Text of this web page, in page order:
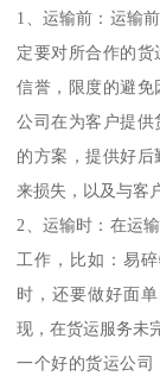
1、运输前：运输
定要对所合作的
信誉，限度的避免
公司在为客户提供
的方案，提供好
来损失，以及与客
2、运输时：在运
工作，比如：易
时，还要做好面
现，在货运服务未
一个好的货运公司